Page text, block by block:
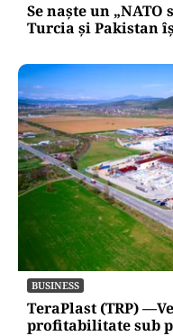
Se naște un
Turcia și Pakistan
BUSINESS
TeraPlast (TRP)
profitabilitate sub